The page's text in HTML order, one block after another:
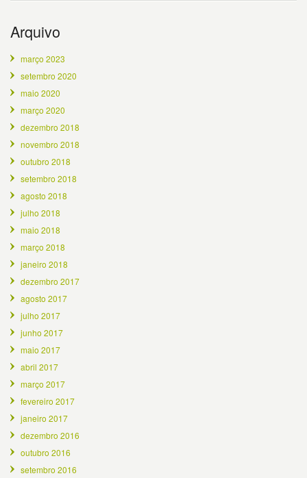
Arquivo
março 2023
setembro 2020
maio 2020
março 2020
dezembro 2018
novembro 2018
outubro 2018
setembro 2018
agosto 2018
julho 2018
maio 2018
março 2018
janeiro 2018
dezembro 2017
agosto 2017
julho 2017
junho 2017
maio 2017
abril 2017
março 2017
fevereiro 2017
janeiro 2017
dezembro 2016
outubro 2016
setembro 2016